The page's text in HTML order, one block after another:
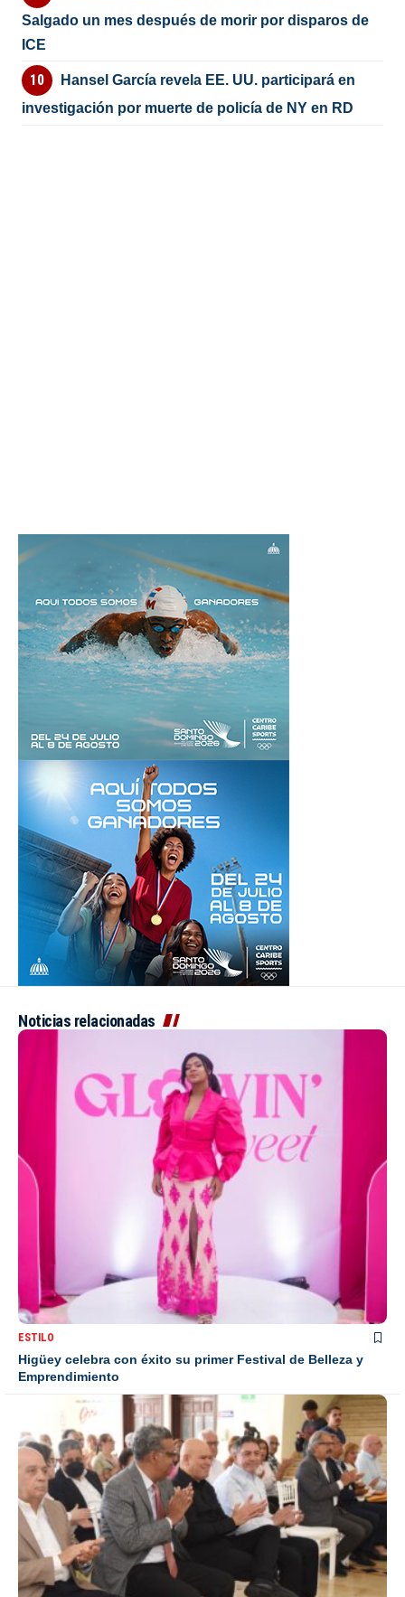
Salgado un mes después de morir por disparos de
ICE
Hansel García revela EE. UU. participará en
investigación por muerte de policía de NY en RD
Noticias relacionadas
ESTILO
Higüey celebra con éxito su primer Festival de Belleza y
Emprendimiento